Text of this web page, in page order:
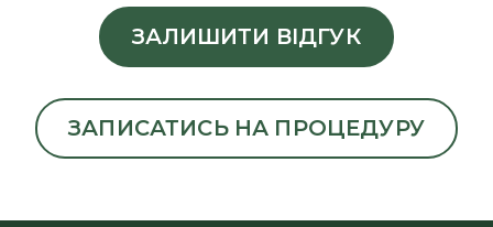
ЗАЛИШИТИ ВІДГУК
ЗАПИСАТИСЬ НА ПРОЦЕДУРУ